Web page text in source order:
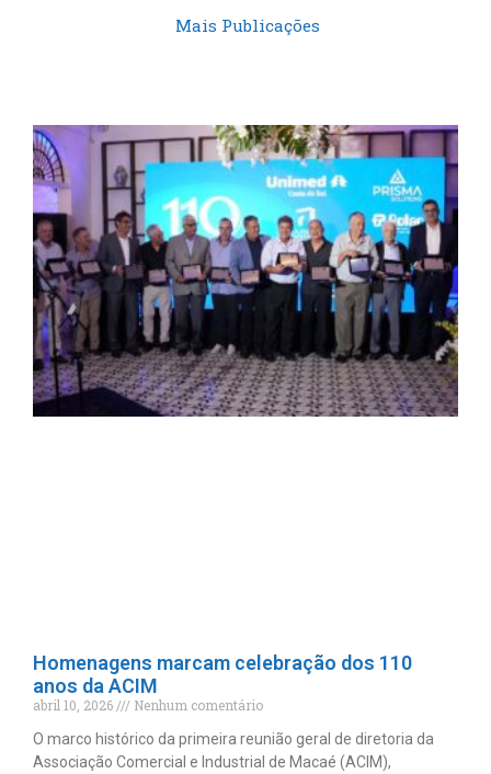
Mais Publicações
Homenagens marcam celebração dos 110
anos da ACIM
abril 10, 2026
Nenhum comentário
O marco histórico da primeira reunião geral de diretoria da
Associação Comercial e Industrial de Macaé (ACIM),